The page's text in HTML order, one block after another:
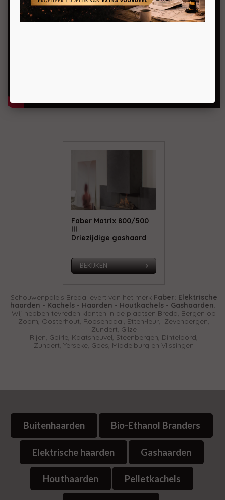
Faber Matrix 800/500
lll
Driezijdige gashaard
BEKIJKEN
Schouwenpaleis Breda levert van het merkFaber: Elektrische
haarden - Kachels - Haarden - Houtkachels - Gashaarden.
Wij hebben tevreden klanten in de plaatsen Breda, Bergen op
Zoom, Oosterhout, Roosendaal, Etten-leur, Zevenbergen,
Zundert, Gilze
Rijen, Goirle, Kaatsheuvel, Steenbergen, Dinteloord,
Zundert,Yerseke, Goes, Middelburg en Vlissingen
Buitenhaarden Bio-Ethanol Branders
Elektrische haarden Gashaarden
Houthaarden Pelletkachels